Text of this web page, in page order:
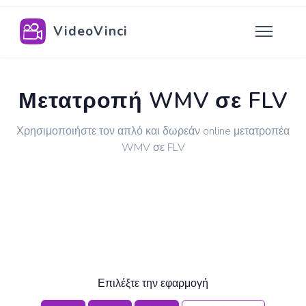
VideoVinci
Μετατροπή WMV σε FLV
Χρησιμοποιήστε τον απλό και δωρεάν online μετατροπέα
WMV σε FLV
Επιλέξτε την εφαρμογή